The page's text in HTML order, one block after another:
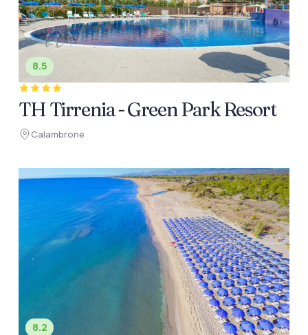
8.5
TH Tirrenia - Green Park Resort
Calambrone
8.2